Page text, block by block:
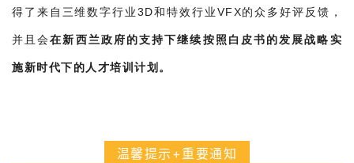
得了来自三维数字行业3D和特效行业VFX的众多好评反馈，
并且会在新西兰政府的支持下继续按照白皮书的发展战略实
施新时代下的人才培训计划。
温馨提示+重要通知